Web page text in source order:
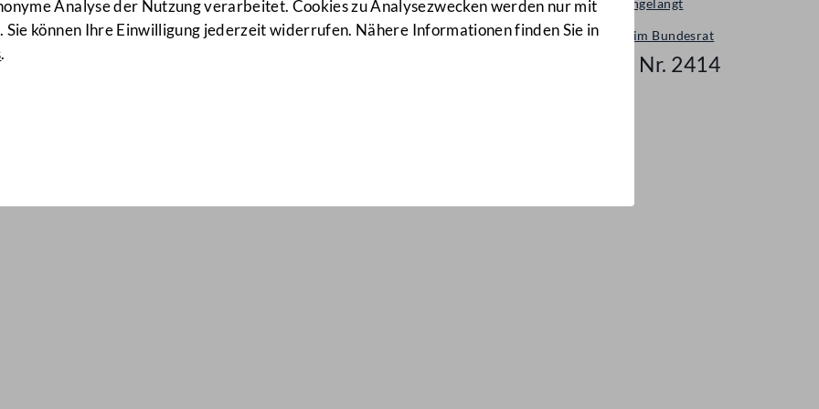
Analyse der Nutzung verarbeitet. Cookies zu Analysezwecken werden nur mit
Sie können Ihre Einwilligung jederzeit widerrufen. Nähere Informationen finden Sie in
.
Neu eingelangt
Neues im Bundesrat
Mail Nr. 2414
Nr: 2414